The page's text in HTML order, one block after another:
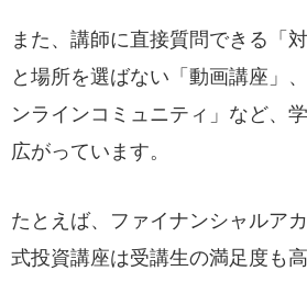
また、講師に直接質問できる「
と場所を選ばない「動画講座」
ンラインコミュニティ」など、
広がっています。
たとえば、ファイナンシャルア
式投資講座は受講生の満足度も